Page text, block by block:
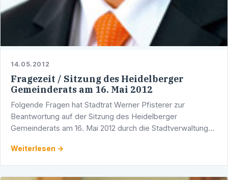
14.05.2012
Fragezeit / Sitzung des Heidelberger
Gemeinderats am 16. Mai 2012
Folgende Fragen hat Stadtrat Werner Pfisterer zur
Beantwortung auf der Sitzung des Heidelberger
Gemeinderats am 16. Mai 2012 durch die Stadtverwaltung
Oberbürgermeister, wie …
Weiterlesen →